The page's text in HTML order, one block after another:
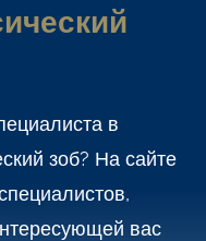
в
зоб? На сайте
вас